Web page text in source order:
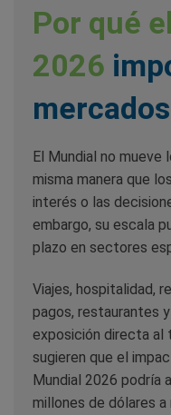
Por qué
2026
mercados
El Mundial no mueve
misma manera que
interés o las
embargo, su escala
plazo en sectores
Viajes, hospitalidad,
pagos, restaurantes
exposición directa al
sugieren que el
Mundial 2026 podría
millones de dólares